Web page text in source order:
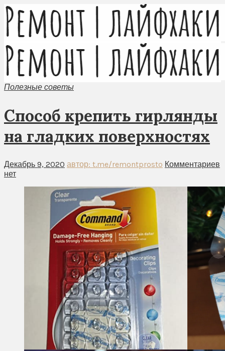
Полезные советы
Способ крепить гирлянды
на гладких поверхностях
Декабрь 9, 2020 автор: t.me/remontprosto Комментариев
нет